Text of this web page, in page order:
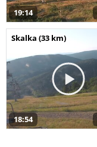
19:14
Skalka (33 km)
18:54